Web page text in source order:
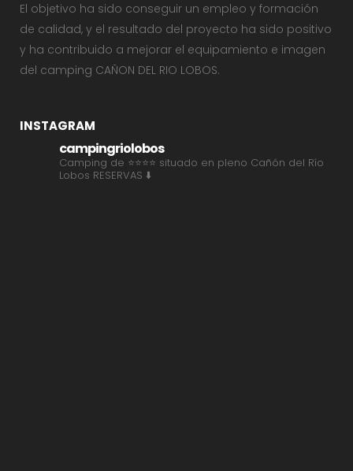
El objetivo ha sido conseguir un empleo y formación
de calidad, y el resultado del proyecto ha sido positivo
y ha contribuido a mejorar el equipamiento e imagen
del camping CAÑON DEL RIO LOBOS.
INSTAGRAM
campingriolobos
Camping de ⭐⭐⭐⭐ situado en pleno Cañón del Río
Lobos RESERVAS ⬇️